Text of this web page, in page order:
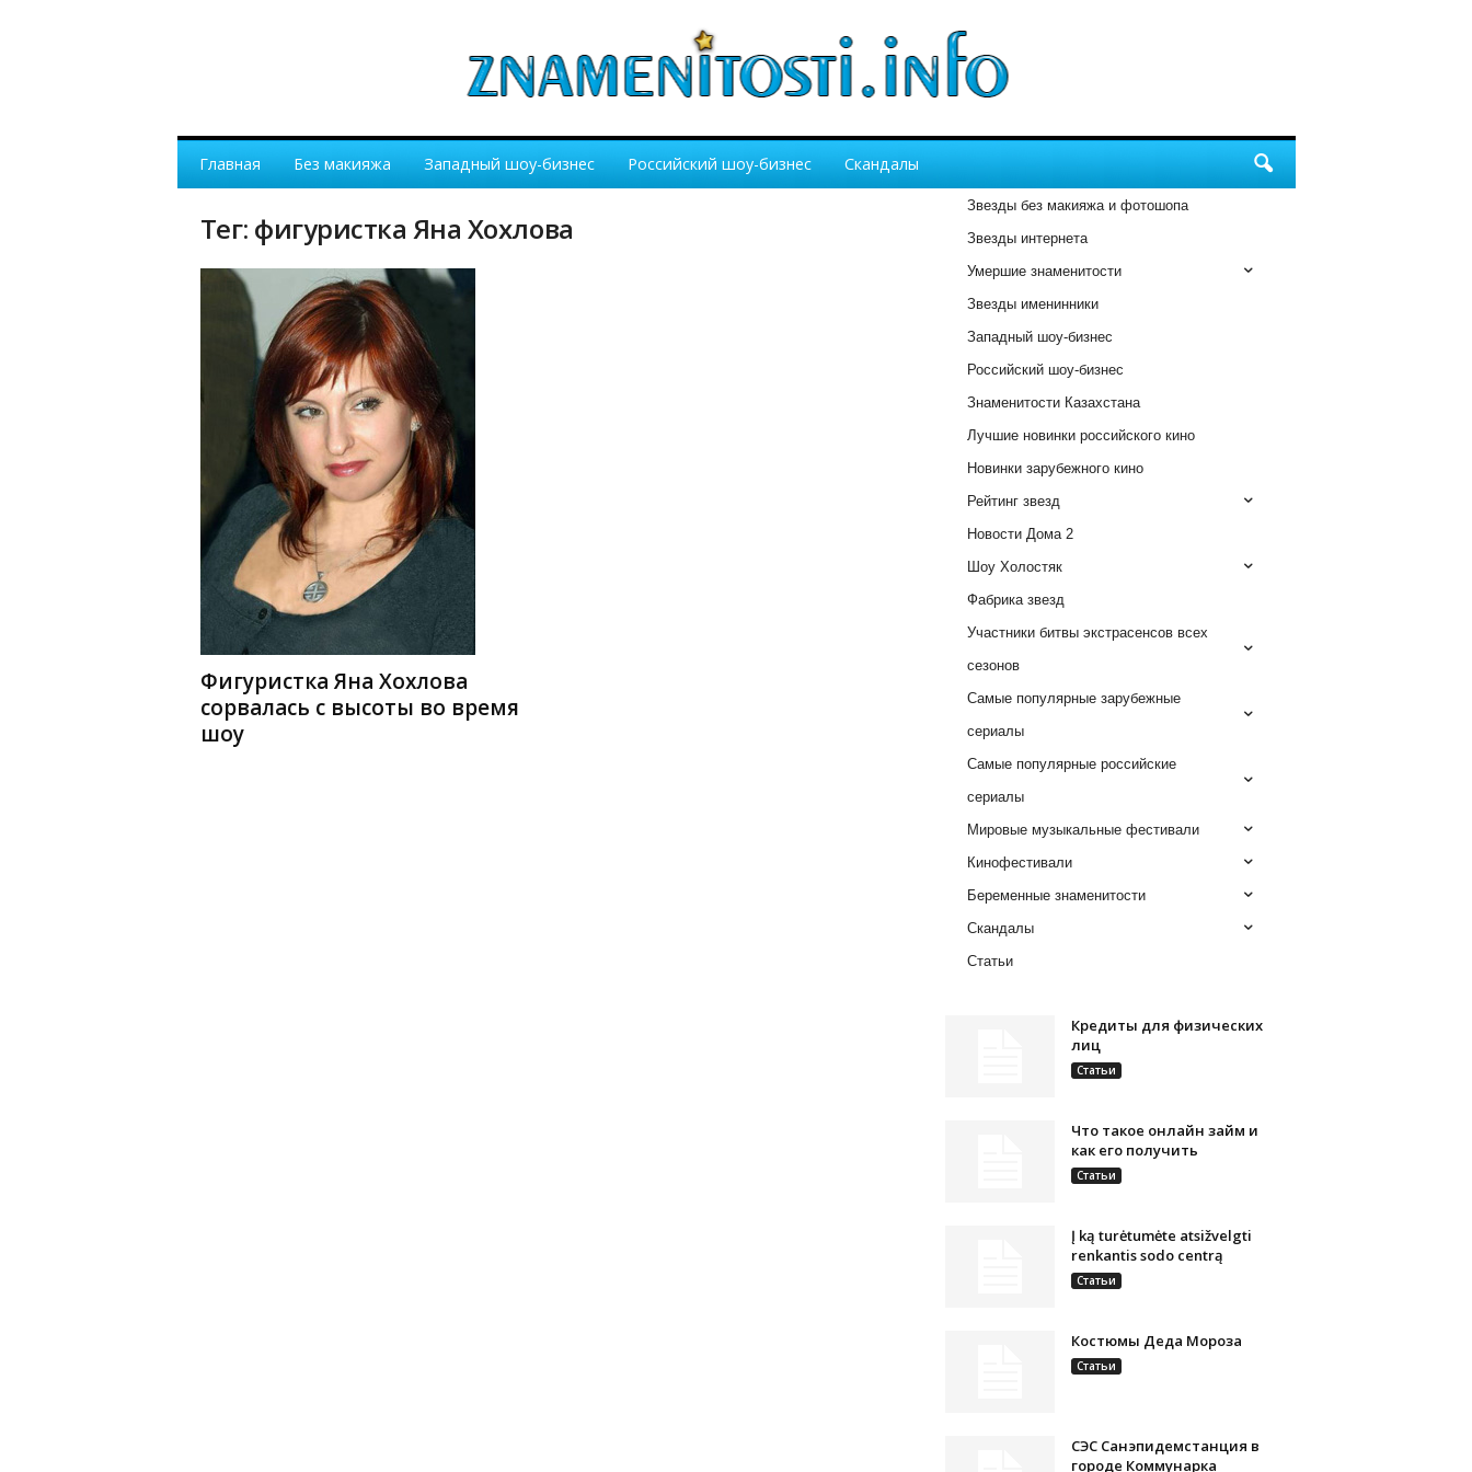
Главная Без макияжа Западный шоу-бизнес Российский шоу-бизнес Скандалы
Тег: фигуристка Яна Хохлова
Фигуристка Яна Хохлова
сорвалась с высоты во время
шоу
Звезды без макияжа и фотошопа
Звезды интернета
Умершие знаменитости
Звезды именинники
Западный шоу-бизнес
Российский шоу-бизнес
Знаменитости Казахстана
Лучшие новинки российского кино
Новинки зарубежного кино
Рейтинг звезд
Новости Дома 2
Шоу Холостяк
Фабрика звезд
Участники битвы экстрасенсов всех
сезонов
Самые популярные зарубежные
сериалы
Самые популярные российские
сериалы
Мировые музыкальные фестивали
Кинофестивали
Беременные знаменитости
Скандалы
Статьи
Кредиты для физических
лиц
Статьи
Что такое онлайн займ и
как его получить
Статьи
Į ką turėtumėte atsižvelgti
renkantis sodo centrą
Статьи
Костюмы Деда Мороза
Статьи
СЭС Санэпидемстанция в
городе Коммунарка